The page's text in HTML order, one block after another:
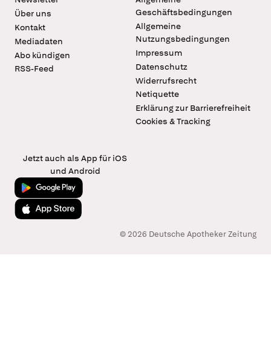
Über uns
Kontakt
Mediadaten
Abo kündigen
RSS-Feed
Geschäftsbedingungen
Allgemeine
Nutzungsbedingungen
Impressum
Datenschutz
Widerrufsrecht
Netiquette
Erklärung zur Barrierefreiheit
Cookies & Tracking
Jetzt auch als App für iOS
und Android
Jetzt bei Google Play
Laden im App Store
© 2026 Deutsche Apotheker Zeitung